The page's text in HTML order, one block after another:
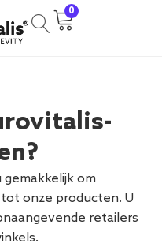
0
om
onze producten. U
retailers